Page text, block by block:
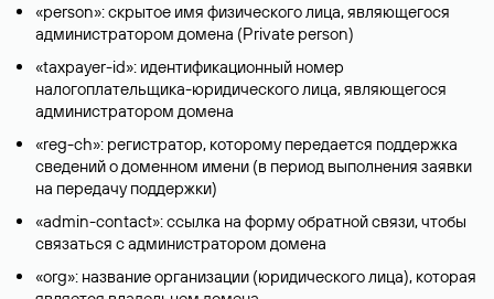
«person»: скрытое имя физического лица, являющегося
администратором домена (Privatе person)
«taxpayer-id»: идентификационный номер
налогоплательщика-юридического лица, являющегося
администратором домена
«reg-ch»: регистратор, которому передается поддержка
сведений о доменном имени (в период выполнения заявки
на передачу поддержки)
«admin-contact»: ссылка на форму обратной связи, чтобы
связаться с администратором домена
«org»: название организации (юридического лица), которая